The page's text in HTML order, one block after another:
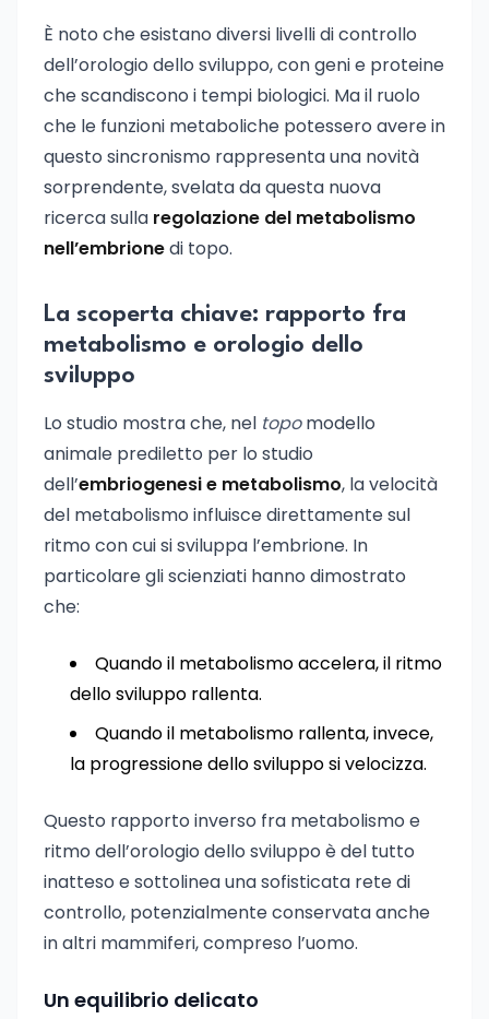
È noto che esistano diversi livelli di controllo
dell’orologio dello sviluppo, con geni e proteine
che scandiscono i tempi biologici. Ma il ruolo
che le funzioni metaboliche potessero avere in
questo sincronismo rappresenta una novità
sorprendente, svelata da questa nuova
ricerca sulla regolazione del metabolismo
nell’embrionedi topo.
La scoperta chiave: rapporto fra
metabolismo e orologio dello
sviluppo
Lo studio mostra che, nel topomodello
animale prediletto per lo studio
dell’embriogenesi e metabolismo, la velocità
del metabolismo influisce direttamente sul
ritmo con cui si sviluppa l’embrione. In
particolare gli scienziati hanno dimostrato
che:
Quando il metabolismo accelera, il ritmo
dello sviluppo rallenta.
Quando il metabolismo rallenta, invece,
la progressione dello sviluppo si velocizza.
Questo rapporto inverso fra metabolismo e
ritmo dell’orologio dello sviluppo è del tutto
inatteso e sottolinea una sofisticata rete di
controllo, potenzialmente conservata anche
in altri mammiferi, compreso l’uomo.
Un equilibrio delicato